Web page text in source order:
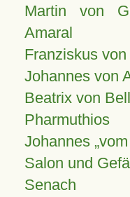
Martin von
Amaral
Franziskus
Johannes von
Beatrix von
Pharmuthios
Johannes
Salon und
Senach